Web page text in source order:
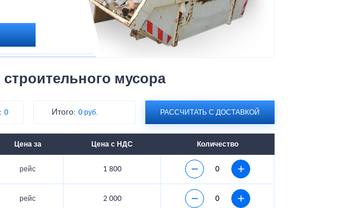
мусора
0 Итого:0 руб. РАССЧИТАТЬ С ДОСТАВКОЙ
Цена за Цена с НДС Количество
рейс 1 800
рейс 2 000